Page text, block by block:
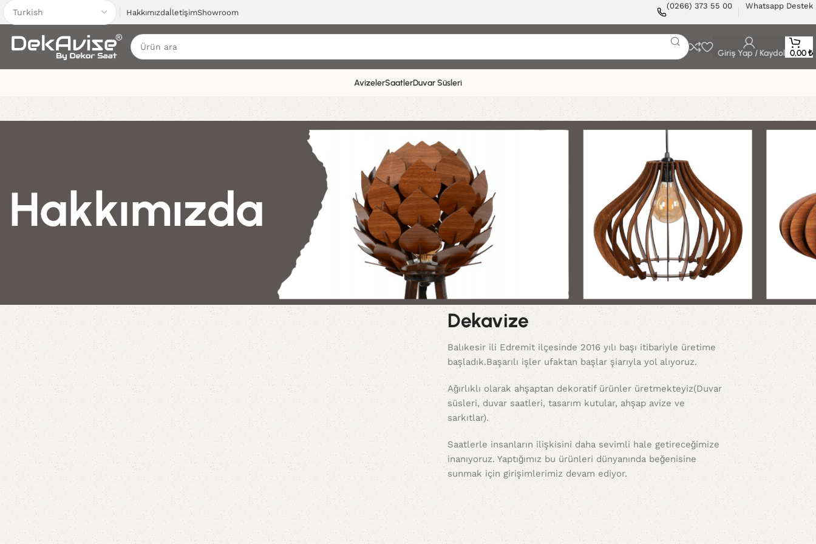
HakkımızdaİletişimShowroom
(0266) 373 55 00 Whatsapp Destek
Giriş Yap / Kaydol 0,00₺
AvizelerSaatlerDuvar Süsleri
Hakkımızda
Dekavize
Balıkesir ili Edremit ilçesinde 2016 yılı başı itibariyle üretime
başladık.Başarılı işler ufaktan başlar şiarıyla yol alıyoruz.
Ağırlıklı olarak ahşaptan dekoratif ürünler üretmekteyiz(Duvar
süsleri, duvar saatleri, tasarım kutular, ahşap avize ve
sarkıtlar).
Saatlerle insanların ilişkisini daha sevimli hale getireceğimize
inanıyoruz. Yaptığımız bu ürünleri dünyanında beğenisine
sunmak için girişimlerimiz devam ediyor.